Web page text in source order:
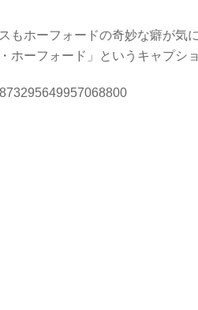
もホーフォードの奇妙な癖が気
ホーフォード」というキャプシ